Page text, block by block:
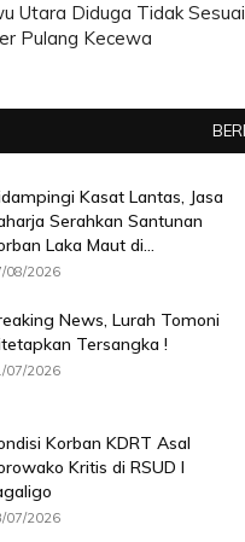
Utara Diduga Tidak Sesuai
Pulang Kecewa
Kasat Lantas, Jasa
Serahkan Santunan
Laka Maut di...
08/2026
News, Lurah Tomoni
Tersangka !
07/2026
Korban KDRT Asal
Kritis di RSUD I
07/2026